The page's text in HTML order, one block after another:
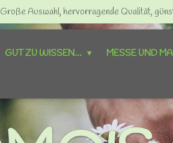
Große Auswahl, hervorragende Qualität,
GUT ZU WISSEN... MESSE UND